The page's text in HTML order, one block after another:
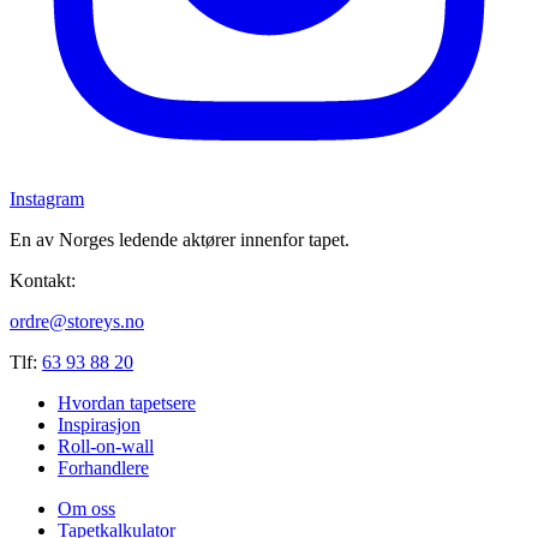
Instagram
En av Norges ledende aktører innenfor tapet.
Kontakt:
ordre@storeys.no
Tlf: 63 93 88 20
Hvordan tapetsere
Inspirasjon
Roll-on-wall
Forhandlere
Om oss
Tapetkalkulator